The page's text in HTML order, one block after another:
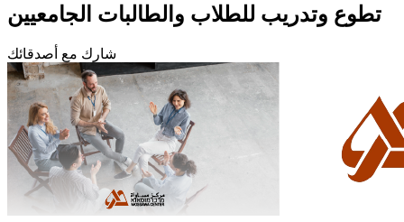
تطوع وتدريب للطلاب والطالبات الجامعيين
شارك مع أصدقائك